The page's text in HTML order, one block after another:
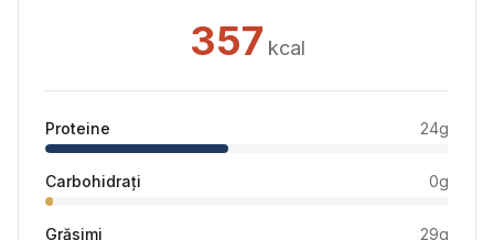
357 kcal
Proteine 24g
Carbohidrați 0g
Grăsimi 29g